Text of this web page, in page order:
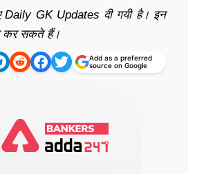
Daily GK Updates दी गयी है। इन
कर सकते हैं।
Add as a preferred
source on Google